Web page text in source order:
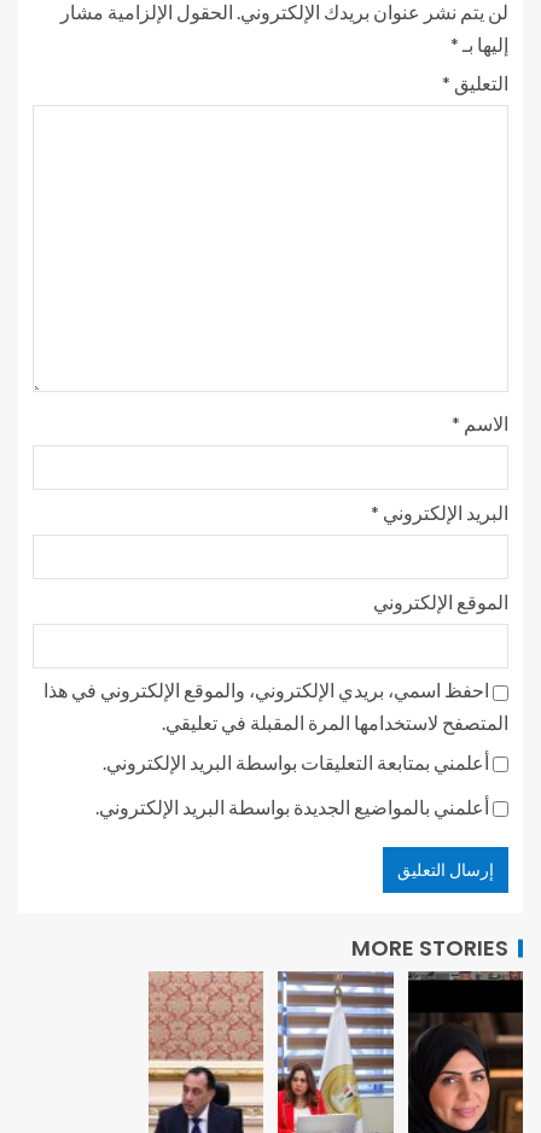
لن يتم نشر عنوان بريدك الإلكتروني. الحقول الإلزامية مشار
إليها بـ *
التعليق *
الاسم *
البريد الإلكتروني *
الموقع الإلكتروني
احفظ اسمي، بريدي الإلكتروني، والموقع الإلكتروني في هذا
المتصفح لاستخدامها المرة المقبلة في تعليقي.
أعلمني بمتابعة التعليقات بواسطة البريد الإلكتروني.
أعلمني بالمواضيع الجديدة بواسطة البريد الإلكتروني.
MORE STORIES